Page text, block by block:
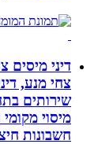
דיני מיסים צחי
צחי מנע, דיני
שירותים
מיסוי מקומי
חשבונות